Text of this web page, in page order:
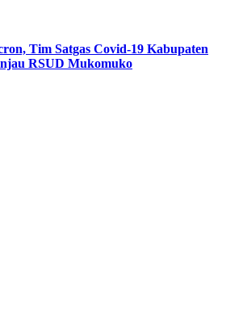
Tim Satgas Covid-19 Kabupaten
RSUD Mukomuko